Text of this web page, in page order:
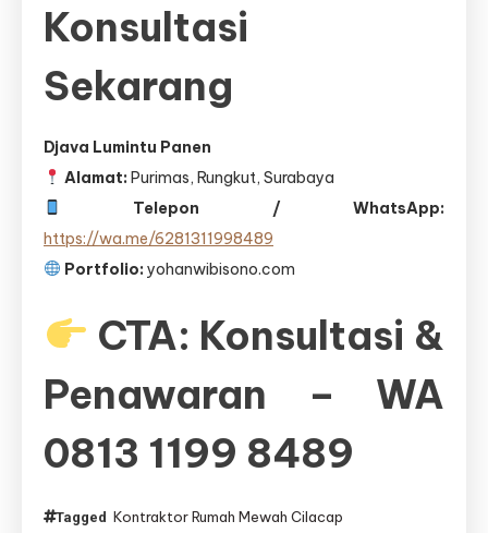
Konsultasi
Sekarang
Djava Lumintu Panen
Alamat: Purimas, Rungkut, Surabaya
Telepon / WhatsApp:
https://wa.me/6281311998489
Portfolio: yohanwibisono.com
CTA: Konsultasi &
Penawaran – WA
0813 1199 8489
Tagged Kontraktor Rumah Mewah Cilacap